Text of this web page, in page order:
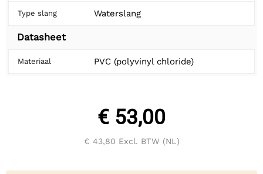
Type slang Waterslang
Datasheet
Materiaal PVC (polyvinyl chloride)
€ 53,00
€ 43,80 Excl. BTW (NL)